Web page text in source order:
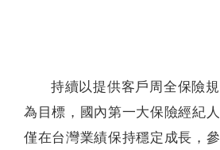
持續以提供客戶周全保險
為目標，國內第一大保險經紀
僅在台灣業績保持穩定成長，